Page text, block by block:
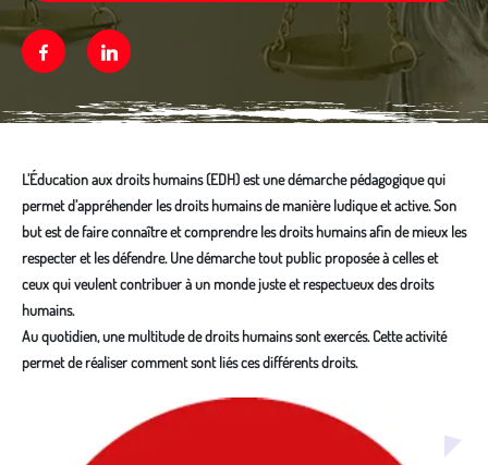
FacebookLinkedin
L’Éducation aux droits humains (EDH) est une démarche pédagogique qui
permet d’appréhender les droits humains de manière ludique et active. Son
but est de faire connaître et comprendre les droits humains afin de mieux les
respecter et les défendre. Une démarche tout public proposée à celles et
ceux qui veulent contribuer à un monde juste et respectueux des droits
humains.
Au quotidien, une multitude de droits humains sont exercés. Cette activité
permet de réaliser comment sont liés ces différents droits.